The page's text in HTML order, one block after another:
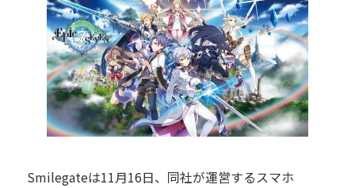
Smilegateは11月16日、同社が運営するスマホ